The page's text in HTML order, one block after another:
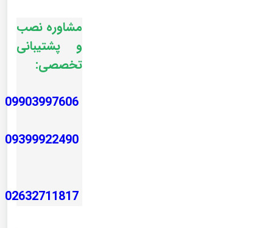
مشاوره نصب
و پشتیبانی
تخصصی:
02632711817